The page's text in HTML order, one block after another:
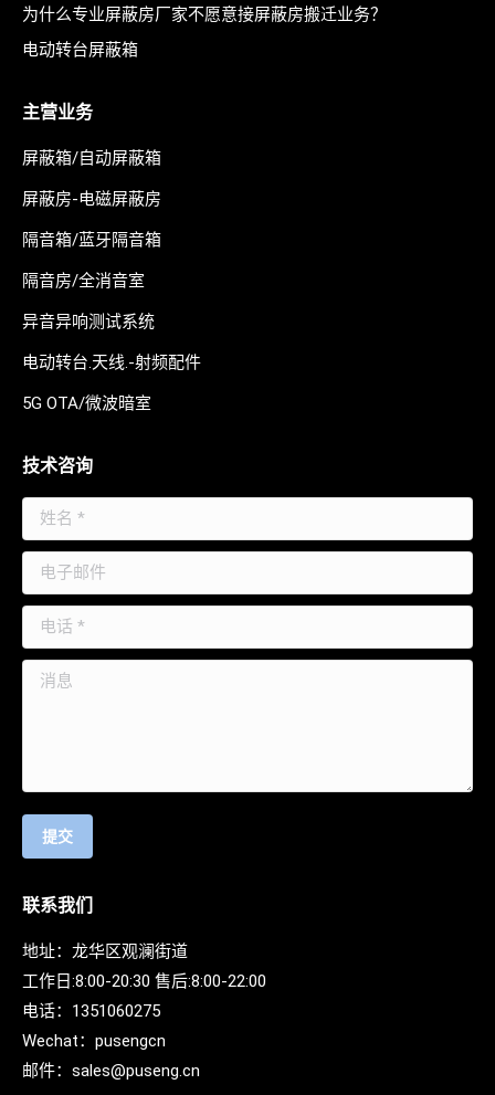
为什么专业屏蔽房厂家不愿意接屏蔽房搬迁业务？
电动转台屏蔽箱
主营业务
屏蔽箱/自动屏蔽箱
屏蔽房-电磁屏蔽房
隔音箱/蓝牙隔音箱
隔音房/全消音室
异音异响测试系统
电动转台.天线.-射频配件
5G OTA/微波暗室
技术咨询
姓名 *
电子邮件
电话 *
消息
提交
联系我们
地址：龙华区观澜街道
工作日:8:00-20:30 售后:8:00-22:00
电话： 1351060275
Wechat： pusengcn
邮件： sales@puseng.cn